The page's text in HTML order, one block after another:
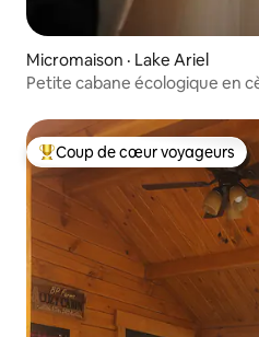
Micromaison · Lake Ariel
Petite cabane écologique en
Coup de cœur voyageurs parmi
Coup de cœur voyageurs